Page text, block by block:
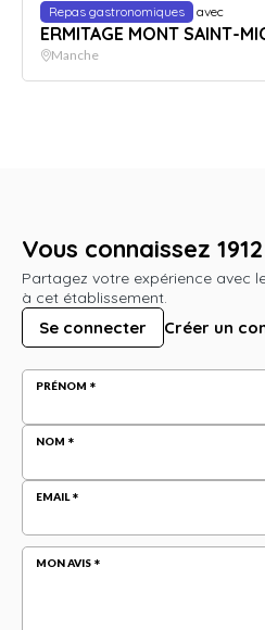
Repas gastronomiques avec
ERMITAGE MONT SAINT-
Manche
Vous connaissez
Partagez votre expérience avec
à cet établissement.
Se connecter Créer un
PRÉNOM
NOM
EMAIL
MON AVIS